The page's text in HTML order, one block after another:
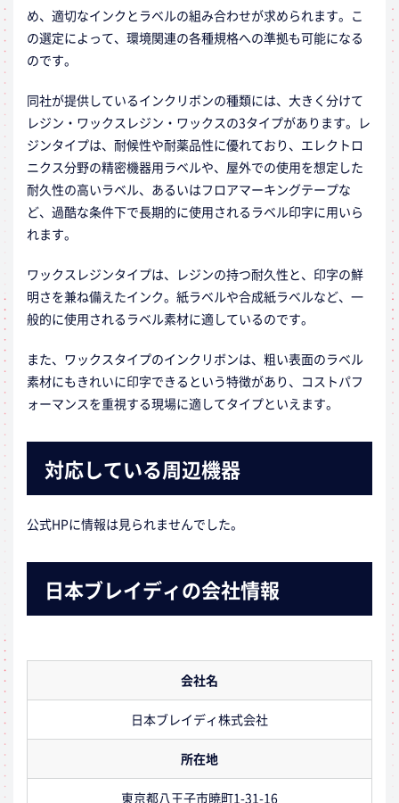
め、適切なインクとラベルの組み合わせが求められます。こ
の選定によって、環境関連の各種規格への準拠も可能になる
のです。
同社が提供しているインクリボンの種類には、大きく分けて
レジン・ワックスレジン・ワックスの3タイプがあります。レ
ジンタイプは、耐候性や耐薬品性に優れており、エレクトロ
ニクス分野の精密機器用ラベルや、屋外での使用を想定した
耐久性の高いラベル、あるいはフロアマーキングテープな
ど、過酷な条件下で長期的に使用されるラベル印字に用いら
れます。
ワックスレジンタイプは、レジンの持つ耐久性と、印字の鮮
明さを兼ね備えたインク。紙ラベルや合成紙ラベルなど、一
般的に使用されるラベル素材に適しているのです。
また、ワックスタイプのインクリボンは、粗い表面のラベル
素材にもきれいに印字できるという特徴があり、コストパフ
ォーマンスを重視する現場に適してタイプといえます。
対応している周辺機器
公式HPに情報は見られませんでした。
日本ブレイディの会社情報
会社名
日本ブレイディ株式会社
所在地
東京都八王子市暁町1-31-16